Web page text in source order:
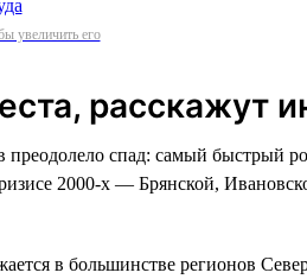
увеличить его
расскажут
спад: самый быстрый
2000-х — Брянской,
в большинстве регионов